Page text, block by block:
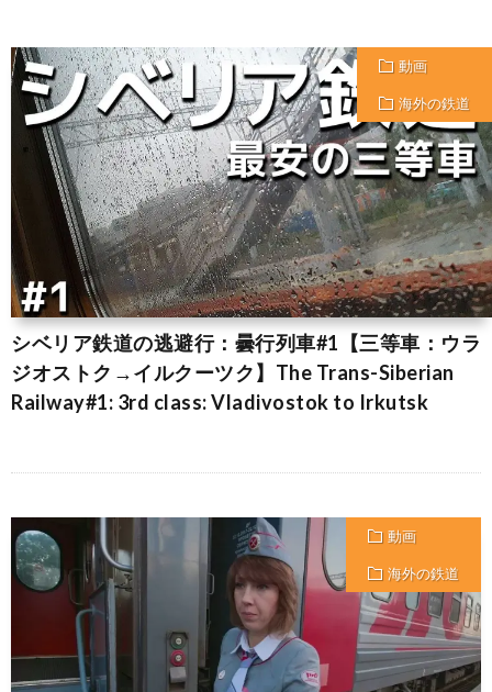
動画
海外の鉄道
シベリア鉄道の逃避行：曇行列車#1【三等車：ウラ
ジオストク→イルクーツク】The Trans-Siberian
Railway#1: 3rd class: Vladivostok to Irkutsk
動画
海外の鉄道